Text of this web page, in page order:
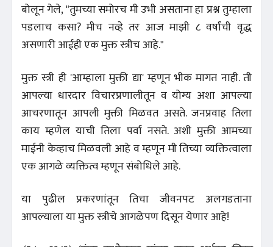
बोलून गेले, "तुमच्या समोरच मी उभी असताना हा प्रश्न तुम्हाला
पडलाच कसा? मीच नव्हे तर आज माझी ८ वर्षांची वृद्ध
असणारी आईही एक मुक्त स्त्रीच आहे."
मुक्त स्त्री ही 'आम्हाला मुक्ती द्या' म्हणून भीक मागत नाही. ती
आपल्या धारदार विचारप्रणालीतून व योग्य अशा आपल्या
आचरणातून आपली मुक्ती मिळवत असते. जनप्रवाह तिला
काय म्हणेल याची तिला पर्वा नसते. अशी मुक्ती आमच्या
माईनी केव्हाच मिळवली आहे व म्हणून मी तिच्या व्यक्तित्वाला
एक आगळे व्यक्तित्व म्हणून संबोधिले आहे.
या पुढील प्रकरणांतून तिचा जीवनपट अलगडताना
आपल्याला या मुक्त स्त्रीचे आगळेपण दिसून येणार आहे!